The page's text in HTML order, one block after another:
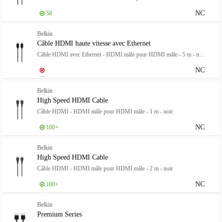
NC
58
Belkin
Câble HDMI haute vitesse avec Ethernet
NC
Belkin
High Speed HDMI Cable
Câble HDMI - HDMI mâle pour HDMI mâle - 1 m - noir
NC
100+
Belkin
High Speed HDMI Cable
Câble HDMI - HDMI mâle pour HDMI mâle - 2 m - noir
NC
100+
Belkin
Premium Series